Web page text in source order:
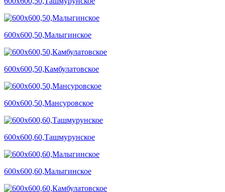
600х600,50,Малыгинское
600х600,50,Камбулатовское
600х600,50,Мансуровское
600х600,60,Ташмурунское
600х600,60,Малыгинское